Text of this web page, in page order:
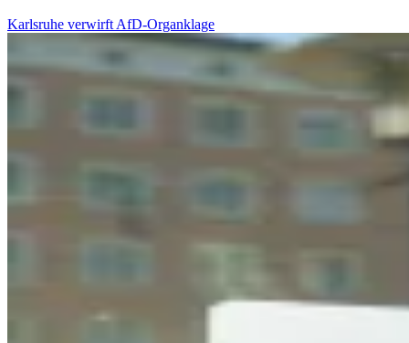
Karlsruhe verwirft AfD-Organklage